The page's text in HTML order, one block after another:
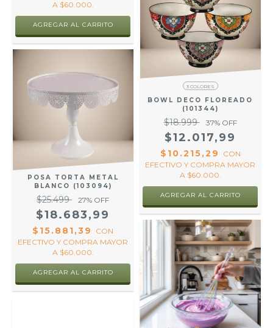
A $60.000.
POSA TORTA METAL
BLANCO (103094)
$25.499 27% OFF
$18.683,99
$15.881,39
CON
EFECTIVO Y COMPRA MAYOR
A $60.000.
3 COLORES
BOWL DECO FLOREADO
(101344)
$18.999 37% OFF
$12.017,99
$10.215,29
CON
EFECTIVO Y COMPRA MAYOR
A $60.000.
AGREGAR AL CARRITO